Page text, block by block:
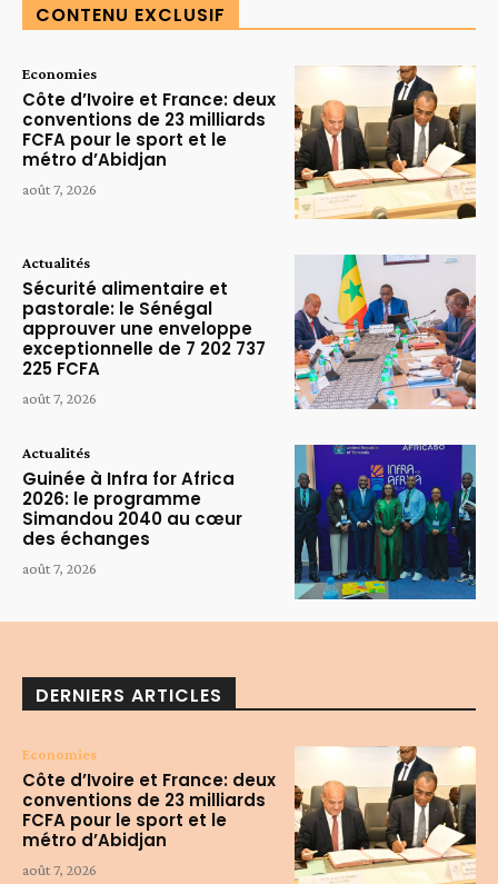
CONTENU EXCLUSIF
Economies
Côte d’Ivoire et France: deux
conventions de 23 milliards
FCFA pour le sport et le
métro d’Abidjan
août 7, 2026
Actualités
Sécurité alimentaire et
pastorale: le Sénégal
approuver une enveloppe
exceptionnelle de 7 202 737
225 FCFA
août 7, 2026
Actualités
Guinée à Infra for Africa
2026: le programme
Simandou 2040 au cœur
des échanges
août 7, 2026
DERNIERS ARTICLES
Economies
Côte d’Ivoire et France: deux
conventions de 23 milliards
FCFA pour le sport et le
métro d’Abidjan
août 7, 2026